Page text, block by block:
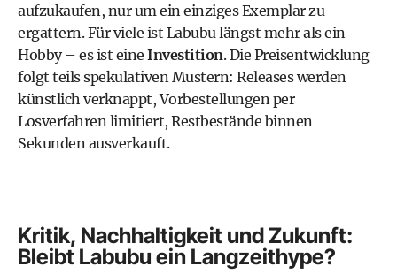
aufzukaufen, nur um ein einziges Exemplar zu
ergattern. Für viele ist Labubu längst mehr als ein
Hobby – es ist eine Investition. Die Preisentwicklung
folgt teils spekulativen Mustern: Releases werden
künstlich verknappt, Vorbestellungen per
Losverfahren limitiert, Restbestände binnen
Sekunden ausverkauft.
Kritik, Nachhaltigkeit und Zukunft:
Bleibt Labubu ein Langzeithype?